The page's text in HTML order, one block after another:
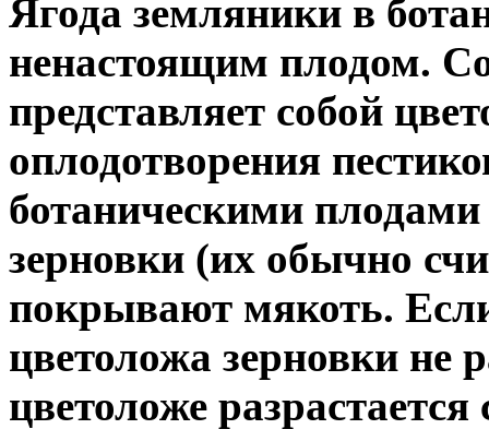
Ягода земляники в
ненастоящим плодом.
представляет собой
оплодотворения
ботаническими
зерновки (их обычно
покрывают мякоть.
цветоложа зерновки не
цветоложе